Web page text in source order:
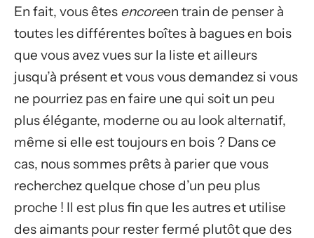
En fait, vous êtes encoreen train de penser à
toutes les différentes boîtes à bagues en bois
que vous avez vues sur la liste et ailleurs
jusqu’à présent et vous vous demandez si vous
ne pourriez pas en faire une qui soit un peu
plus élégante, moderne ou au look alternatif,
même si elle est toujours en bois ? Dans ce
cas, nous sommes prêts à parier que vous
recherchez quelque chose d’un peu plus
proche ! Il est plus fin que les autres et utilise
des aimants pour rester fermé plutôt que des